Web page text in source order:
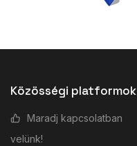
Közösségi platformok
Maradj kapcsolatban
velünk!